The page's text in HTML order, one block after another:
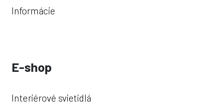
Informácie
E-shop
Interiérové svietidlá